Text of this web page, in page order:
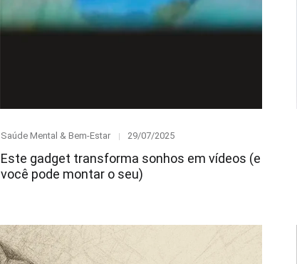
Category
Saúde Mental & Bem-Estar
Posted
29/07/2025
Este gadget transforma sonhos em vídeos (e
você pode montar o seu)